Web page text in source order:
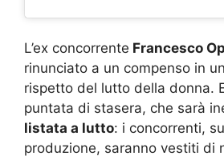
L’ex concorrente Francesco
rinunciato a un compenso in
rispetto del lutto della donna.
puntata di stasera, che sarà
listata a lutto: i concorrenti,
produzione, saranno vestiti di